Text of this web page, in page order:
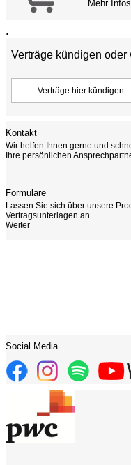
Mehr
.
Verträge kündigen oder
Kontakt
Wir helfen Ihnen gerne und
Ihre persönlichen
Formulare
Lassen Sie sich über unsere
Vertragsunterlagen an.
Weiter
Social Media